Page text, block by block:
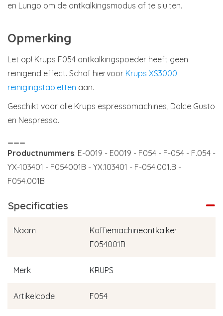
en Lungo om de ontkalkingsmodus af te sluiten.
Opmerking
Let op! Krups F054 ontkalkingspoeder heeft geen
reinigend effect. Schaf hiervoor Krups XS3000
reinigingstabletten aan.
Geschikt voor alle Krups espressomachines, Dolce Gusto
en Nespresso.
Productnummers: E-0019 - E0019 - F054 - F-054 - F.054 -
YX-103401 - F054001B - YX.103401 - F-054.001.B -
F054.001B
Specificaties
Naam
Koffiemachineontkalker
F054001B
Merk KRUPS
Artikelcode F054